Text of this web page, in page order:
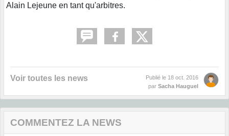
Alain Lejeune en tant qu'arbitres.
Voir toutes les news Publié le 18 oct. 2016
par Sacha Hauguel
COMMENTEZ LA NEWS